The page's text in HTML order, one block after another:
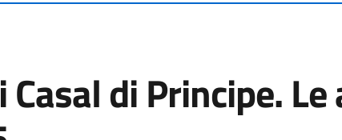
di Principe.